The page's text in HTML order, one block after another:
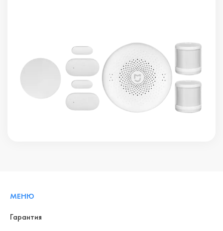
МЕНЮ
Гарантия